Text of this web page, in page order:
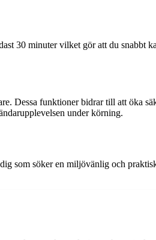
30 minuter vilket gör att du snabbt
Dessa funktioner bidrar till att öka
under körning.
som söker en miljövänlig och